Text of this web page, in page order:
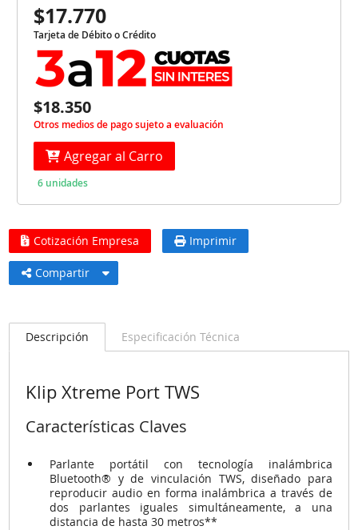
$17.770
Tarjeta de Débito o Crédito
$18.350
Otros medios de pago sujeto a evaluación
Agregar al Carro
6 unidades
Cotización Empresa Imprimir
Compartir
Descripción Especificación Técnica
Klip Xtreme Port TWS
Características Claves
Parlante portátil con tecnología inalámbrica
Bluetooth® y de vinculación TWS, diseñado para
reproducir audio en forma inalámbrica a través de
dos parlantes iguales simultáneamente, a una
distancia de hasta 30 metros**